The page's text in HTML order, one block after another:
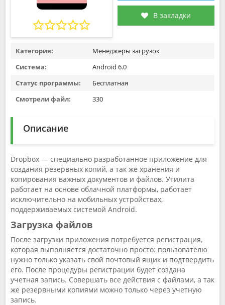
В закладки
Категория:
Менеджеры загрузок
Система:
Android 6.0
Статус программы:
Бесплатная
Смотрели файл:
330
Описание
Dropbox — специально разработанное приложение для
создания резервных копий, а так же хранения и
копирования важных документов и файлов. Утилита
работает на основе облачной платформы, работает
исключительно на мобильных устройствах,
поддерживаемых системой Android.
Загрузка файлов
После загрузки приложения потребуется регистрация,
которая выполняется достаточно просто: пользователю
нужно только указать свой почтовый ящик и подтвердить
его. После процедуры регистрации будет создана
учетная запись. Совершать все действия с файлами, а так
же резервными копиями можно только через учетную
запись.